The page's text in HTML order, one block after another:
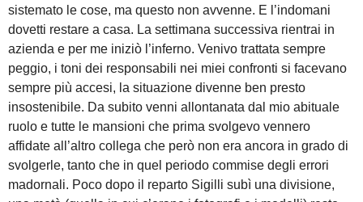
sistemato le cose, ma questo non avvenne. E l’indomani
dovetti restare a casa. La settimana successiva rientrai in
azienda e per me iniziò l’inferno. Venivo trattata sempre
peggio, i toni dei responsabili nei miei confronti si facevano
sempre più accesi, la situazione divenne ben presto
insostenibile. Da subito venni allontanata dal mio abituale
ruolo e tutte le mansioni che prima svolgevo vennero
affidate all’altro collega che però non era ancora in grado di
svolgerle, tanto che in quel periodo commise degli errori
madornali. Poco dopo il reparto Sigilli subì una divisione,